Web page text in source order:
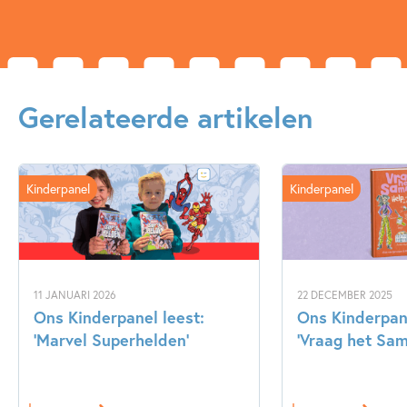
Heer
<br>
Gerelateerde artikelen
11 JANUARI 2026
Ons Kinderpanel leest:
‘Marvel Superhelden’
Kinderpanel
22 DECEMBER 2025
Ons
‘Vraag het
Kinderpanel